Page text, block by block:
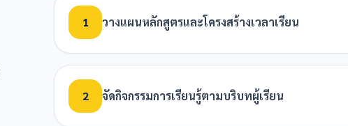
1 วางแผนหลักสูตรและโครงสร้างเวลาเรียน
2 จัดกิจกรรมการเรียนรู้ตามบริบทผู้เรียน